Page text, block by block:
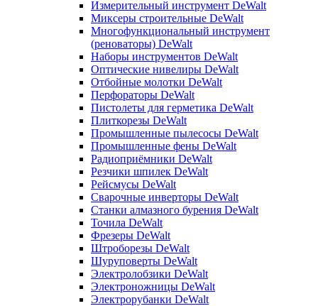
Измерительный инструмент DeWalt
Миксеры строительные DeWalt
Многофункциональный инструмент
(реноваторы) DeWalt
Наборы инструментов DeWalt
Оптические нивелиры DeWalt
Отбойные молотки DeWalt
Перфораторы DeWalt
Пистолеты для герметика DeWalt
Плиткорезы DeWalt
Промышленные пылесосы DeWalt
Промышленные фены DeWalt
Радиоприёмники DeWalt
Резчики шпилек DeWalt
Рейсмусы DeWalt
Сварочные инверторы DeWalt
Станки алмазного бурения DeWalt
Точила DeWalt
Фрезеры DeWalt
Штроборезы DeWalt
Шуруповерты DeWalt
Электролобзики DeWalt
Электроножницы DeWalt
Электрорубанки DeWalt